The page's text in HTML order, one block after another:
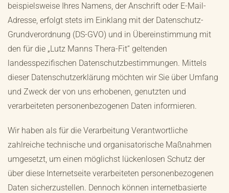
beispielsweise Ihres Namens, der Anschrift oder E-Mail-
Adresse, erfolgt stets im Einklang mit der Datenschutz-
Grundverordnung (DS-GVO) und in Übereinstimmung mit
den für die „Lutz Manns Thera-Fit“ geltenden
landesspezifischen Datenschutzbestimmungen. Mittels
dieser Datenschutzerklärung möchten wir Sie über Umfang
und Zweck der von uns erhobenen, genutzten und
verarbeiteten personenbezogenen Daten informieren.
Wir haben als für die Verarbeitung Verantwortliche
zahlreiche technische und organisatorische Maßnahmen
umgesetzt, um einen möglichst lückenlosen Schutz der
über diese Internetseite verarbeiteten personenbezogenen
Daten sicherzustellen. Dennoch können internetbasierte